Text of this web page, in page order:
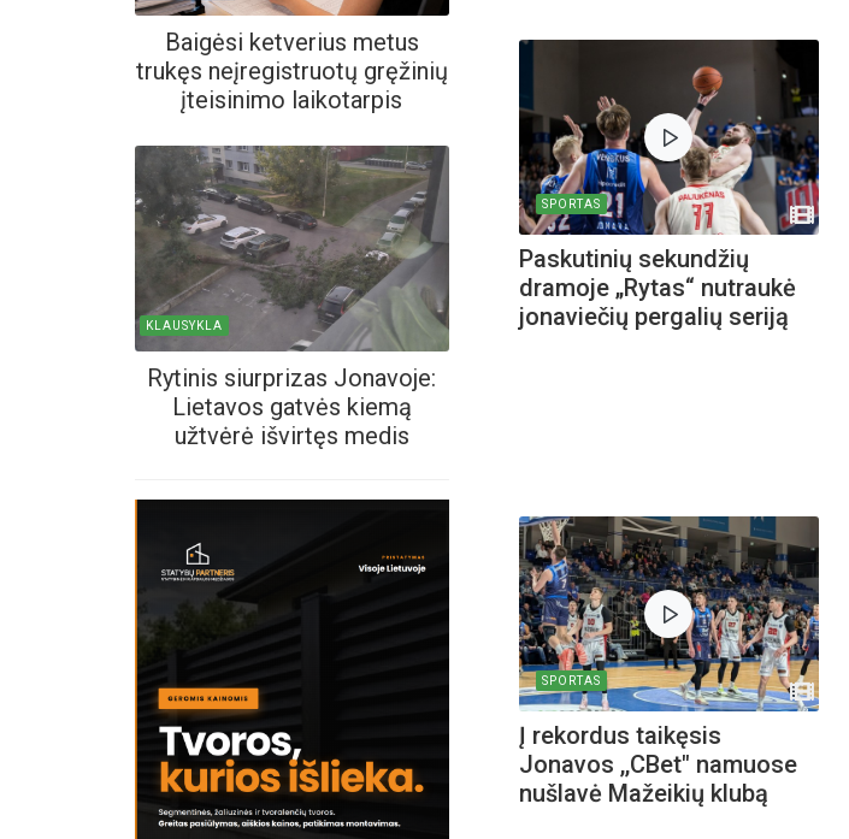
Baigėsi ketverius metus
trukęs neįregistruotų gręžinių
įteisinimo laikotarpis
KLAUSYKLA
Rytinis siurprizas Jonavoje:
Lietavos gatvės kiemą
užtvėrė išvirtęs medis
SPORTAS
Paskutinių sekundžių
dramoje „Rytas“ nutraukė
jonaviečių pergalių seriją
SPORTAS
Į rekordus taikęsis
Jonavos ,,CBet" namuose
nušlavė Mažeikių klubą